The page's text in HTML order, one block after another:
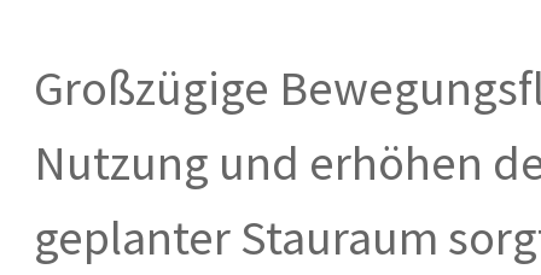
Großzügige
Nutzung und erhöhen
geplanter Stauraum